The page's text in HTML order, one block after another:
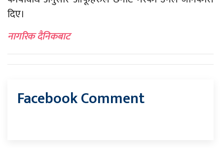
दिए।
नागरिक दैनिकबाट
Facebook Comment